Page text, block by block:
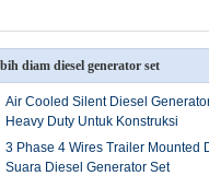
diam diesel generator set
Air Cooled Silent Diesel
Heavy Duty Untuk Konstruksi
3 Phase 4 Wires Trailer Mounted
Suara Diesel Generator Set